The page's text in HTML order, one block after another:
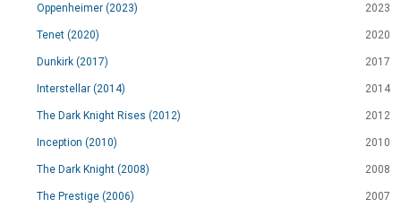
Oppenheimer (2023) 2023
Tenet (2020) 2020
Dunkirk (2017) 2017
Interstellar (2014) 2014
The Dark Knight Rises (2012) 2012
Inception (2010) 2010
The Dark Knight (2008) 2008
The Prestige (2006) 2007